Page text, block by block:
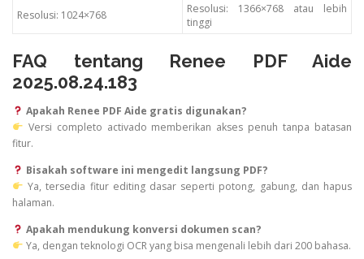
Resolusi: 1024×768
Resolusi: 1366×768 atau lebih
tinggi
FAQ tentang Renee PDF Aide
2025.08.24.183
Apakah Renee PDF Aide gratis digunakan?
Versi completo activado memberikan akses penuh tanpa batasan
fitur.
Bisakah software ini mengedit langsung PDF?
Ya, tersedia fitur editing dasar seperti potong, gabung, dan hapus
halaman.
Apakah mendukung konversi dokumen scan?
Ya, dengan teknologi OCR yang bisa mengenali lebih dari 200 bahasa.